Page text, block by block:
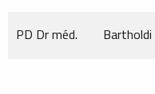
PD Dr méd. Bartholdi